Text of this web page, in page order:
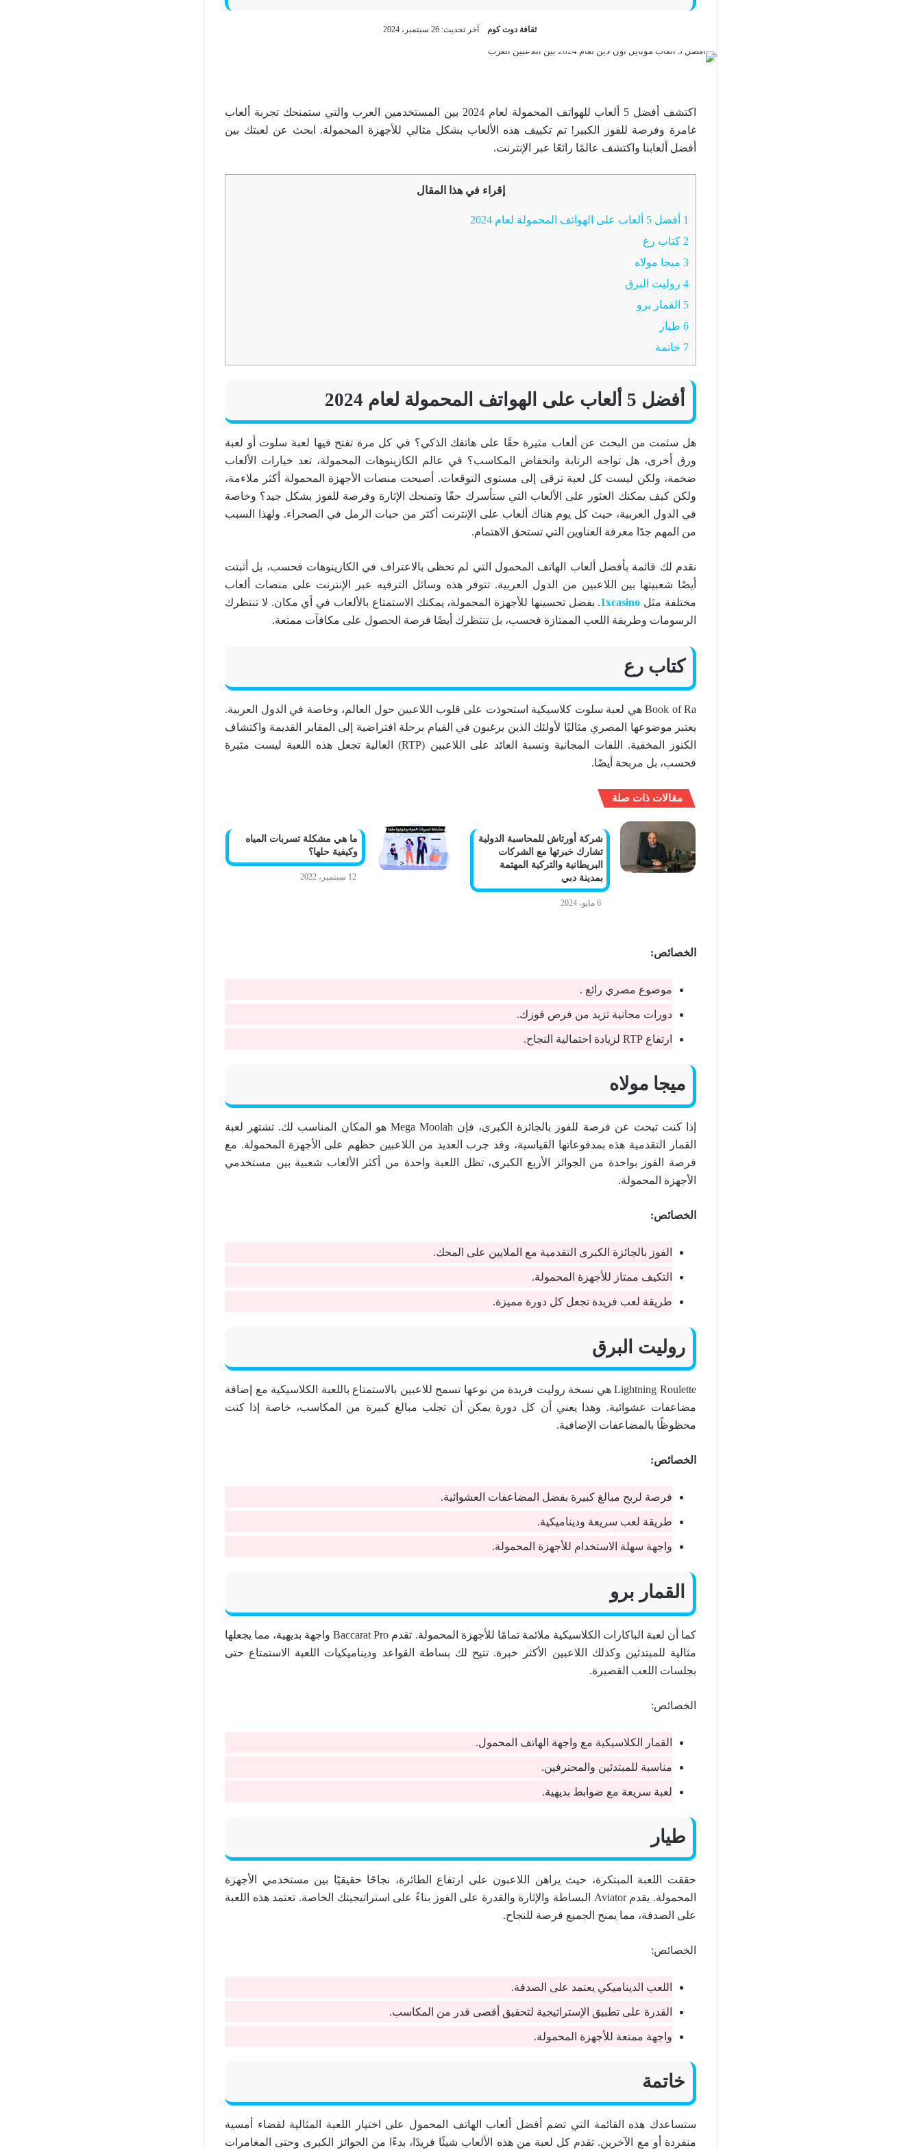
ثقافة دوت كوم آخر تحديث: 26 سبتمبر، 2024
اكتشف أفضل 5 ألعاب للهواتف المحمولة لعام 2024 بين المستخدمين العرب والتي ستمنحك تجربة ألعاب
غامرة وفرصة للفوز الكبير! تم تكييف هذه الألعاب بشكل مثالي للأجهزة المحمولة. ابحث عن لعبتك بين
أفضل ألعابنا واكتشف عالمًا رائعًا عبر الإنترنت.
إقراء في هذا المقال
1 أفضل 5 ألعاب على الهواتف المحمولة لعام 2024
2 كتاب رع
3ميجا مولاه
4روليت البرق
5 القمار برو
6طيار
7 خاتمة
أفضل 5 ألعاب على الهواتف المحمولة لعام 2024
هل سئمت من البحث عن ألعاب مثيرة حقًا على هاتفك الذكي؟ في كل مرة تفتح فيها لعبة سلوت أو لعبة
ورق أخرى، هل تواجه الرتابة وانخفاض المكاسب؟ في عالم الكازينوهات المحمولة، تعد خيارات الألعاب
ضخمة، ولكن ليست كل لعبة ترقى إلى مستوى التوقعات. أصبحت منصات الأجهزة المحمولة أكثر ملاءمة،
ولكن كيف يمكنك العثور على الألعاب التي ستأسرك حقًا وتمنحك الإثارة وفرصة للفوز بشكل جيد؟ وخاصة
في الدول العربية، حيث كل يوم هناك ألعاب على الإنترنت أكثر من حبات الرمل في الصحراء. ولهذا السبب
من المهم جدًا معرفة العناوين التي تستحق الاهتمام.
نقدم لك قائمة بأفضل ألعاب الهاتف المحمول التي لم تحظى بالاعتراف في الكازينوهات فحسب، بل أثبتت
أيضًا شعبيتها بين اللاعبين من الدول العربية. تتوفر هذه وسائل الترفيه عبر الإنترنت على منصات ألعاب
مختلفة مثل 1xcasino. بفضل تحسينها للأجهزة المحمولة، يمكنك الاستمتاع بالألعاب في أي مكان. لا تنتظرك
الرسومات وطريقة اللعب الممتازة فحسب، بل تنتظرك أيضًا فرصة الحصول على مكافآت ممتعة.
كتاب رع
Book of Ra هي لعبة سلوت كلاسيكية استحوذت على قلوب اللاعبين حول العالم، وخاصة في الدول العربية.
يعتبر موضوعها المصري مثاليًا لأولئك الذين يرغبون في القيام برحلة افتراضية إلى المقابر القديمة واكتشاف
الكنوز المخفية. اللفات المجانية ونسبة العائد على اللاعبين (RTP) العالية تجعل هذه اللعبة ليست مثيرة
فحسب، بل مربحة أيضًا.
مقالات ذات صلة
شركة أورتاش للمحاسبة الدولية
تشارك خبرتها مع الشركات
البريطانية والتركية المهتمة
بمدينة دبي
6 مايو، 2024
ما هي مشكلة تسربات المياه
وكيفية حلها؟
12 سبتمبر، 2022
الخصائص:
موضوع مصري رائع .
دورات مجانية تزيد من فرص فوزك.
ارتفاع RTP لزيادة احتمالية النجاح.
ميجا مولاه
إذا كنت تبحث عن فرصة للفوز بالجائزة الكبرى، فإن Mega Moolah هو المكان المناسب لك. تشتهر لعبة
القمار التقدمية هذه بمدفوعاتها القياسية، وقد جرب العديد من اللاعبين حظهم على الأجهزة المحمولة. مع
فرصة الفوز بواحدة من الجوائز الأربع الكبرى، تظل اللعبة واحدة من أكثر الألعاب شعبية بين مستخدمي
الأجهزة المحمولة.
الخصائص:
الفوز بالجائزة الكبرى التقدمية مع الملايين على المحك.
التكيف ممتاز للأجهزة المحمولة.
طريقة لعب فريدة تجعل كل دورة مميزة.
روليت البرق
Lightning Roulette هي نسخة روليت فريدة من نوعها تسمح للاعبين بالاستمتاع باللعبة الكلاسيكية مع إضافة
مضاعفات عشوائية. وهذا يعني أن كل دورة يمكن أن تجلب مبالغ كبيرة من المكاسب، خاصة إذا كنت
محظوظًا بالمضاعفات الإضافية.
الخصائص:
فرصة لربح مبالغ كبيرة بفضل المضاعفات العشوائية.
طريقة لعب سريعة وديناميكية.
واجهة سهلة الاستخدام للأجهزة المحمولة.
القمار برو
كما أن لعبة الباكارات الكلاسيكية ملائمة تمامًا للأجهزة المحمولة. تقدم Baccarat Pro واجهة بديهية، مما يجعلها
مثالية للمبتدئين وكذلك اللاعبين الأكثر خبرة. تتيح لك بساطة القواعد وديناميكيات اللعبة الاستمتاع حتى
بجلسات اللعب القصيرة.
الخصائص:
القمار الكلاسيكية مع واجهة الهاتف المحمول.
مناسبة للمبتدئين والمحترفين.
لعبة سريعة مع ضوابط بديهية.
طيار
حققت اللعبة المبتكرة، حيث يراهن اللاعبون على ارتفاع الطائرة، نجاحًا حقيقيًا بين مستخدمي الأجهزة
المحمولة. يقدم Aviator البساطة والإثارة والقدرة على الفوز بناءً على استراتيجيتك الخاصة. تعتمد هذه اللعبة
على الصدفة، مما يمنح الجميع فرصة للنجاح.
الخصائص:
اللعب الديناميكي يعتمد على الصدفة.
القدرة على تطبيق الإستراتيجية لتحقيق أقصى قدر من المكاسب.
واجهة ممتعة للأجهزة المحمولة.
خاتمة
ستساعدك هذه القائمة التي تضم أفضل ألعاب الهاتف المحمول على اختيار اللعبة المثالية لقضاء أمسية
منفردة أو مع الآخرين. تقدم كل لعبة من هذه الألعاب شيئًا فريدًا، بدءًا من الجوائز الكبرى وحتى المغامرات